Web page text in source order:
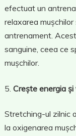
efectuat un
relaxarea
antrenament.
sanguine, ceea ce
mușchilor.
Crește energia
Stretching-ul zilnic
la oxigenarea